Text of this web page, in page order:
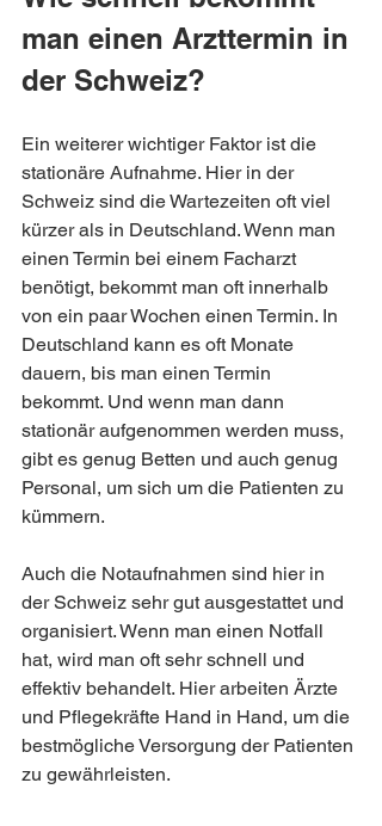
man einen Arzttermin in
der Schweiz?
Ein weiterer wichtiger Faktor ist die
stationäre Aufnahme. Hier in der
Schweiz sind die Wartezeiten oft viel
kürzer als in Deutschland. Wenn man
einen Termin bei einem Facharzt
benötigt, bekommt man oft innerhalb
von ein paar Wochen einen Termin. In
Deutschland kann es oft Monate
dauern, bis man einen Termin
bekommt. Und wenn man dann
stationär aufgenommen werden muss,
gibt es genug Betten und auch genug
Personal, um sich um die Patienten zu
kümmern.
Auch die Notaufnahmen sind hier in
der Schweiz sehr gut ausgestattet und
organisiert. Wenn man einen Notfall
hat, wird man oft sehr schnell und
effektiv behandelt. Hier arbeiten Ärzte
und Pflegekräfte Hand in Hand, um die
bestmögliche Versorgung der Patienten
zu gewährleisten.